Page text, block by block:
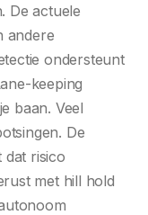
De actuele
andere
ondersteunt
keeping
baan. Veel
De
risico
met hill hold